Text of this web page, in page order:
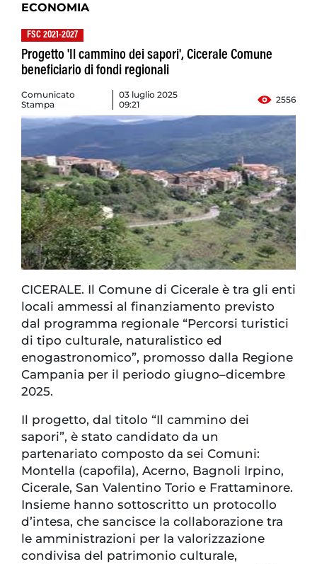
ECONOMIA
FSC 2021-2027
Progetto 'Il cammino dei sapori', Cicerale Comune
beneficiario di fondi regionali
Comunicato
Stampa
03 luglio 2025
09:21
2556
CICERALE. Il Comune di Cicerale è tra gli enti
locali ammessi al finanziamento previsto
dal programma regionale “Percorsi turistici
di tipo culturale, naturalistico ed
enogastronomico”, promosso dalla Regione
Campania per il periodo giugno–dicembre
2025.
Il progetto, dal titolo “Il cammino dei
sapori”, è stato candidato da un
partenariato composto da sei Comuni:
Montella (capofila), Acerno, Bagnoli Irpino,
Cicerale, San Valentino Torio e Frattaminore.
Insieme hanno sottoscritto un protocollo
d’intesa, che sancisce la collaborazione tra
le amministrazioni per la valorizzazione
condivisa del patrimonio culturale,